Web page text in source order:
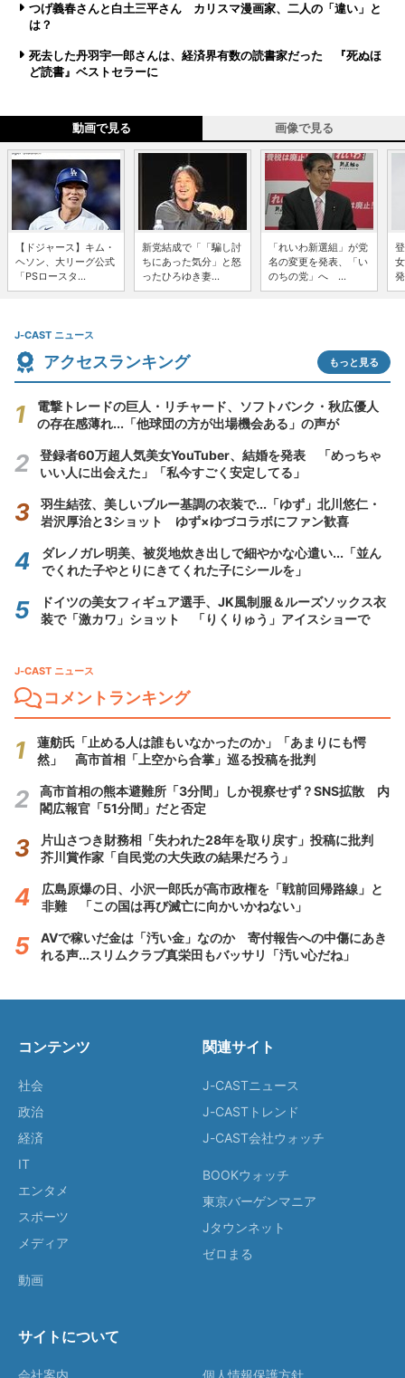
つげ義春さんと白土三平さん カリスマ漫画家、二人の「違い」と
は？
死去した丹羽宇一郎さんは、経済界有数の読書家だった 『死ぬほ
ど読書』ベストセラーに
動画で見る 画像で見る
【ドジャース】キム・
ヘソン、大リーグ公式
「PSロースタ...
新党結成で「「騙し討
ちにあった気分」と怒
ったひろゆき妻...
「れいわ新選組」が党
名の変更を発表、「い
のちの党」へ ...
J-CAST ニュース
アクセスランキング もっと見る
電撃トレードの巨人・リチャード、ソフトバンク・秋広優人
の存在感薄れ...「他球団の方が出場機会ある」の声が
登録者60万超人気美女YouTuber、結婚を発表 「めっちゃ
いい人に出会えた」「私今すごく安定してる」
羽生結弦、美しいブルー基調の衣装で...「ゆず」北川悠仁・
岩沢厚治と3ショット ゆず×ゆづコラボにファン歓喜
ダレノガレ明美、被災地炊き出しで細やかな心遣い...「並ん
でくれた子やとりにきてくれた子にシールを」
ドイツの美女フィギュア選手、JK風制服＆ルーズソックス衣
装で「激カワ」ショット 「りくりゅう」アイスショーで
J-CAST ニュース
コメントランキング
蓮舫氏「止める人は誰もいなかったのか」「あまりにも愕
然」 高市首相「上空から合掌」巡る投稿を批判
高市首相の熊本避難所「3分間」しか視察せず？SNS拡散 内
閣広報官「51分間」だと否定
片山さつき財務相「失われた28年を取り戻す」投稿に批判
芥川賞作家「自民党の大失政の結果だろう」
広島原爆の日、小沢一郎氏が高市政権を「戦前回帰路線」と
非難 「この国は再び滅亡に向かいかねない」
AVで稼いだ金は「汚い金」なのか 寄付報告への中傷にあき
れる声...スリムクラブ真栄田もバッサリ「汚い心だね」
コンテンツ
社会
政治
経済
IT
エンタメ
スポーツ
メディア
動画
関連サイト
J-CASTニュース
J-CASTトレンド
J-CAST会社ウォッチ
BOOKウォッチ
東京バーゲンマニア
Jタウンネット
ゼロまる
サイトについて
会社案内 個人情報保護方針